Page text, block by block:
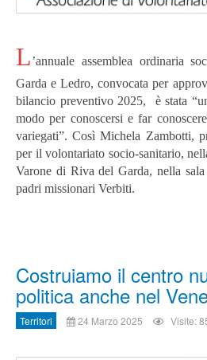
L’annuale assemblea ordinaria
Garda e Ledro, convocata per
bilancio preventivo 2025, è stata
modo per conoscersi e far
variegati”. Così Michela Zambotti,
per il volontariato socio-sanitario,
Varone di Riva del Garda, nella
padri missionari Verbiti.
Costruiamo il centro
politica anche nel
Territori 24 Marzo 2025 Visite: